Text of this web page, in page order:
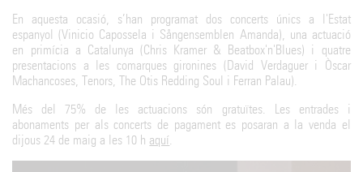
En aquesta ocasió, s’han programat dos concerts únics a l'Estat
espanyol (Vinicio Capossela i Sångensemblen Amanda), una actuació
en primícia a Catalunya (Chris Kramer & Beatbox'n'Blues) i quatre
presentacions a les comarques gironines (David Verdaguer i Òscar
Machancoses, Tenors, The Otis Redding Soul i Ferran Palau).
Més del 75% de les actuacions són gratuïtes. Les entrades i
abonaments per als concerts de pagament es posaran a la venda el
dijous 24 de maig a les 10 h aquí.